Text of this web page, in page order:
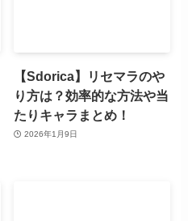
【Sdorica】リセマラのや
り方は？効率的な方法や当
たりキャラまとめ！
2026年1月9日